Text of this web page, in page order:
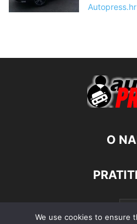
Autopress.hr
O
We use cookies to ensure